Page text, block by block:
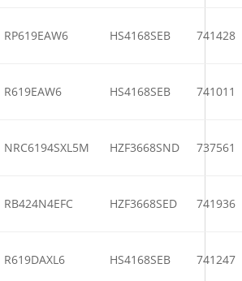
RP619EAW6 HS4168SEB 741428
R619EAW6 HS4168SEB 741011
NRC6194SXL5M HZF3668SND 737561
RB424N4EFC HZF3668SED 741936
R619DAXL6 HS4168SEB 741247